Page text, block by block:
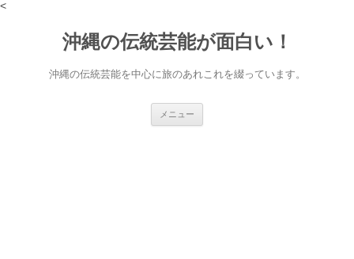
<
沖縄の伝統芸能が面白い！
沖縄の伝統芸能を中心に旅のあれこれを綴っています。
メニュー